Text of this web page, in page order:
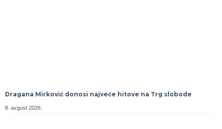
Dragana Mirković donosi najveće hitove na Trg slobode
8. avgust 2026.